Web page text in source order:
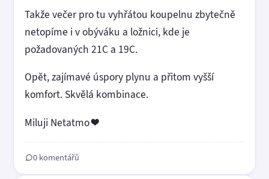
Takže večer pro tu vyhřátou koupelnu zbytečně
netopíme i v obýváku a ložnici, kde je
požadovaných 21C a 19C.
Opět, zajímavé úspory plynu a přitom vyšší
komfort. Skvělá kombinace.
Miluji Netatmo ❤️
0 komentářů